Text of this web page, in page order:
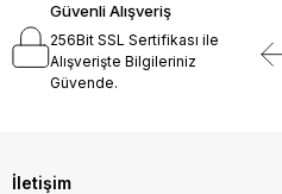
Güvenli Alışveriş
256Bit SSL Sertifikası ile
Alışverişte Bilgileriniz
Güvende.
İletişim